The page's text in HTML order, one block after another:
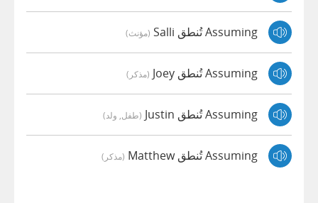
Assuming تُنطق Salli (مؤنث)
Assuming تُنطق Joey (مذكر)
Assuming تُنطق Justin (طفل, ولد)
Assuming تُنطق Matthew (مذكر)